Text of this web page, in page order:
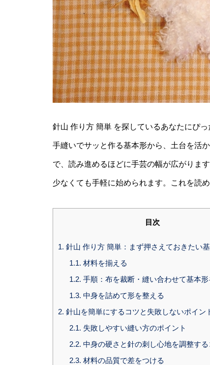
針山 作り方 簡単 を探しているあなたにぴ
手縫いでサッと作る基本形から、土台を活
で、読み進めるほどに手芸の幅が広がりま
少なくても手軽に始められます。これを読
目次
1. 針山 作り方 簡単：まず押さえておきたい
1.1. 材料を揃える
1.2. 手順：布を裁断・縫い合わせて基本形
1.3. 中身を詰めて形を整える
2. 針山を簡単にするコツと失敗しないポイン
2.1. 失敗しやすい縫い方のポイント
2.2. 中身の硬さと針の刺し心地を調整する
2.3. 材料の品質で差をつける